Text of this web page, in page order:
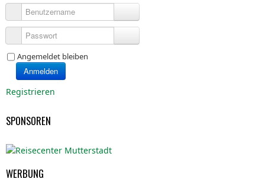
Benutzername
Passwort
Angemeldet bleiben
Anmelden
Registrieren
SPONSOREN
WERBUNG